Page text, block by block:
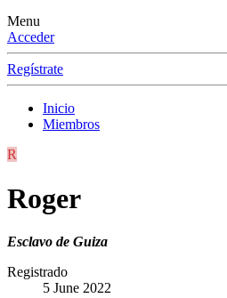
Menu
Acceder
Regístrate
Inicio
Miembros
R
Roger
Esclavo de Guiza
Registrado
5 June 2022